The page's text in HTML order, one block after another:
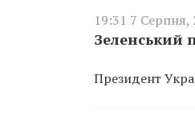
19:31 7 Серпня,
Зеленський
Президент